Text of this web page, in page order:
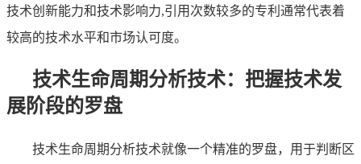
技术创新能力和技术影响力,引用次数较多的专利通常代表着
较高的技术水平和市场认可度。
技术生命周期分析技术：把握技术发
展阶段的罗盘
技术生命周期分析技术就像一个精准的罗盘，用于判断区